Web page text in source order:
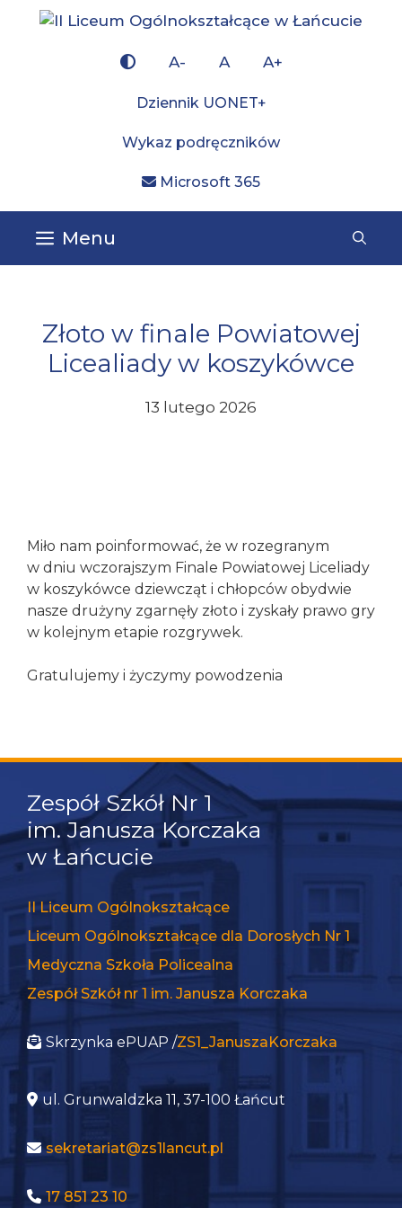
Przejdź
A- A A+
Dziennik UONET+
Wykaz podręczników
Microsoft 365
Menu
Złoto w finale Powiatowej
Licealiady w koszykówce
13 lutego 2026
Miło nam poinformować, że w rozegranym
w dniu wczorajszym Finale Powiatowej Liceliady
w koszykówce dziewcząt i chłopców obydwie
nasze drużyny zgarnęły złoto i zyskały prawo gry
w kolejnym etapie rozgrywek.
Gratulujemy i życzymy powodzenia
Zespół Szkół Nr 1
im. Janusza Korczaka
w Łańcucie
II Liceum Ogólnokształcące
Liceum Ogólnokształcące dla Dorosłych Nr 1
Medyczna Szkoła Policealna
Zespół Szkół nr 1 im. Janusza Korczaka
Skrzynka ePUAP /ZS1_JanuszaKorczaka
ul. Grunwaldzka 11, 37-100 Łańcut
sekretariat@zs1lancut.pl
17 851 23 10
one potrzebne
do
funkcjonowania
strony
internetowej.
Statystyka
strony
na podstawie
tego, jak
strona jest
używana.
Doświadczenie
Aby nasza strona
internetowa
działała jak
najlepiej podczas
przejścia na nią.
Jeśli odrzucisz te
niektóre funkcje
znikną ze strony
Marketing
Udostępniając